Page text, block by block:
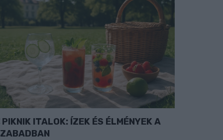
PIKNIK ITALOK: ÍZEK ÉS ÉLMÉNYEK A